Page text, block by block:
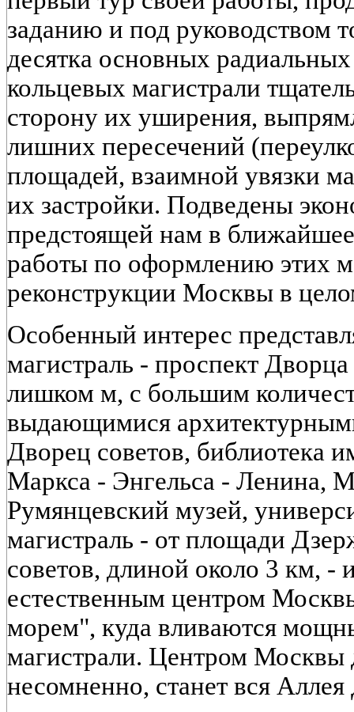
заданию и под руководством
десятка основных
кольцевых магистрали
сторону их уширения,
лишних пересечений
площадей, взаимной увязки
их застройки. Подведены
предстоящей нам в
работы по оформлению этих
реконструкции Москвы в
Особенный интерес
магистраль - проспект
лишком м, с большим
выдающимися
Дворец советов, библиотека
Маркса - Энгельса - Ленина,
Румянцевский музей,
магистраль - от площади
советов, длиной около 3 км, -
естественным центром
морем", куда вливаются
магистрали. Центром Москвы
несомненно, станет вся